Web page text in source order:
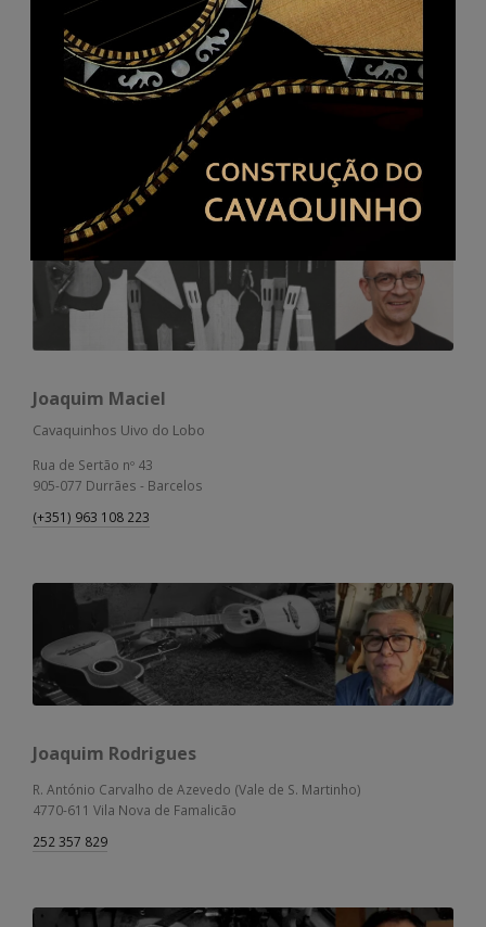
Henrique Rodrigues
Rua da Carreira 237
Joaquim Maciel
Cavaquinhos Uivo do Lobo
Rua de Sertão nº 43
905-077 Durrães - Barcelos
(+351) 963 108 223
Joaquim Rodrigues
R. António Carvalho de Azevedo (Vale de S. Martinho)
4770-611 Vila Nova de Famalicão
252 357 829